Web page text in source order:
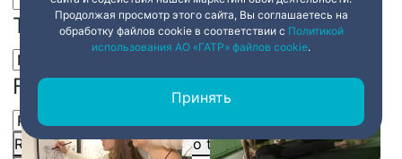
Text Edge Style
Font Family
Resetrestore all settings to the default values Done
Как работает новое
мобильное приложение,
которое позволяет
оформлять аварии без
Какие желания
загадывают петербуржцы
Продолжая просмотр этого сайта, Вы соглашаетесь на
обработку файлов cookie в соответствии с Политикой
использования АО «ГАТР» файлов cookie.
Принять